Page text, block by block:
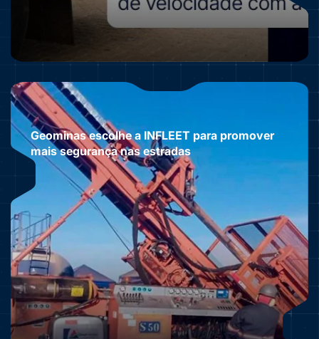
Geominas escolhe a INFLEET para promover
mais segurança nas estradas